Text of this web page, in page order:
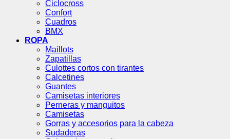
Ciclocross
Confort
Cuadros
BMX
ROPA
Maillots
Zapatillas
Culottes cortos con tirantes
Calcetines
Guantes
Camisetas interiores
Perneras y manguitos
Camisetas
Gorras y accesorios para la cabeza
Sudaderas